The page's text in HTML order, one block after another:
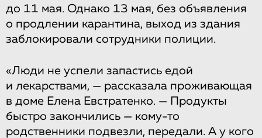
до 11 мая. Однако 13 мая, без объявления
о продлении карантина, выход из здания
заблокировали сотрудники полиции.
«Люди не успели запастись едой
и лекарствами, — рассказала проживающая
в доме Елена Евстратенко. — Продукты
быстро закончились — кому-то
родственники подвезли, передали. А у кого